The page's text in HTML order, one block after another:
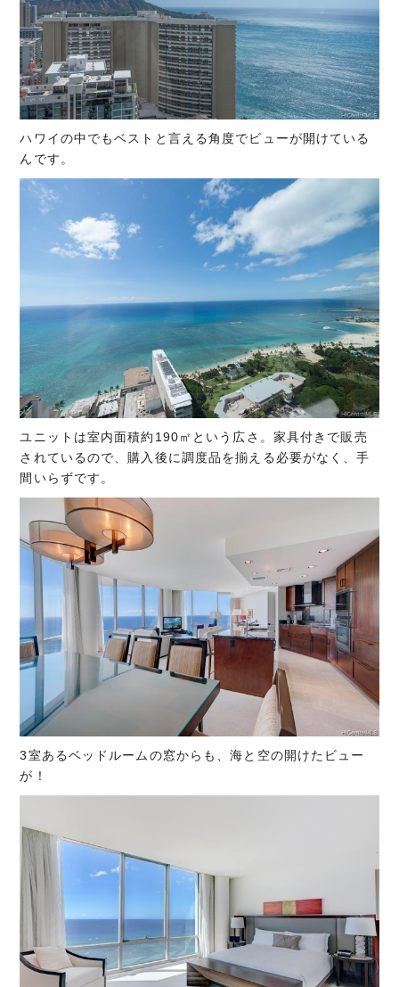
ハワイの中でもベストと言える角度でビューが開けている
んです。
ユニットは室内面積約190㎡という広さ。家具付きで販売
されているので、購入後に調度品を揃える必要がなく、手
間いらずです。
3室あるベッドルームの窓からも、海と空の開けたビュー
が！